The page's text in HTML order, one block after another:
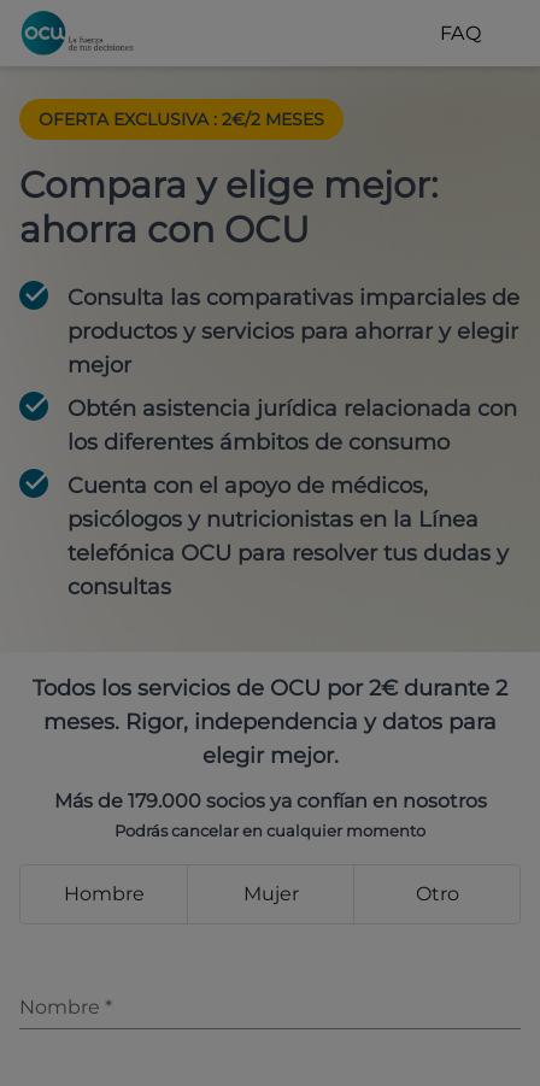
FAQ
OFERTA EXCLUSIVA : 2€/2 MESES
Compara y elige mejor:
ahorra con OCU
Consulta las comparativas imparciales de
productos y servicios para ahorrar y elegir
mejor
Obtén asistencia jurídica relacionada con
los diferentes ámbitos de consumo
Cuenta con el apoyo de médicos,
psicólogos y nutricionistas en la Línea
telefónica OCU para resolver tus dudas y
consultas
Todos los servicios de OCU por 2€ durante 2
meses. Rigor, independencia y datos para
elegir mejor.
Más de 179.000 socios ya confían en nosotros
Podrás cancelar en cualquier momento
Hombre Mujer Otro
Nombre *